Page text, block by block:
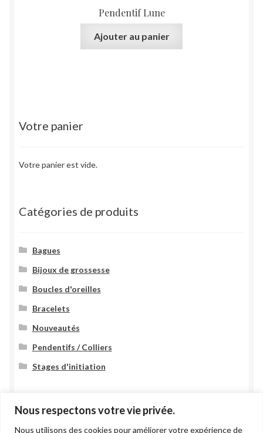
Nous respectons votre vie privée.
Nous utilisons des cookies pour améliorer votre expérience de
Pendentif Lune
Ajouter au panier
Votre panier
Votre panier est vide.
Catégories de produits
Bagues
Bijoux de grossesse
Boucles d'oreilles
Bracelets
Nouveautés
Pendentifs / Colliers
Stages d'initiation